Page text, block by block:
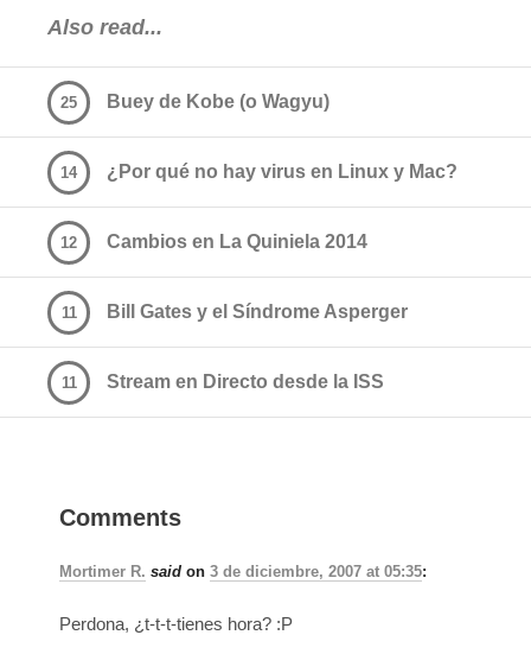
Also read...
Buey de Kobe (o Wagyu)
25
¿Por qué no hay virus en Linux y Mac?
14
Cambios en La Quiniela 2014
12
Bill Gates y el Síndrome Asperger
11
Stream en Directo desde la ISS
11
Comments
Mortimer R. said on 3 de diciembre, 2007 at 05:35:
Perdona, ¿t-t-t-tienes hora? :P